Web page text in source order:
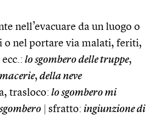
nell’evacuare da un luogo o
o nel portare via malati, feriti,
lo sgombero delle truppe,
, della neve
trasloco: lo sgombero mi
sfratto: ingiunzione di